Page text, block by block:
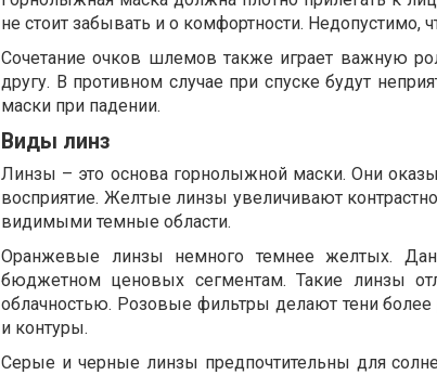
не стоит забывать и о комфортности. Недопустимо,
Сочетание очков шлемов также играет важную
другу. В противном случае при спуске будут
маски при падении.
Виды линз
Линзы – это основа горнолыжной маски. Они
восприятие. Желтые линзы увеличивают
видимыми темные области.
Оранжевые линзы немного темнее желтых.
бюджетном ценовых сегментам. Такие линзы
облачностью. Розовые фильтры делают тени
и контуры.
Серые и черные линзы предпочтительны для